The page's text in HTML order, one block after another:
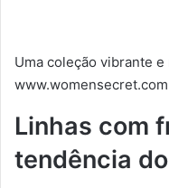
Uma coleção vibrante e
Linhas com
tendência